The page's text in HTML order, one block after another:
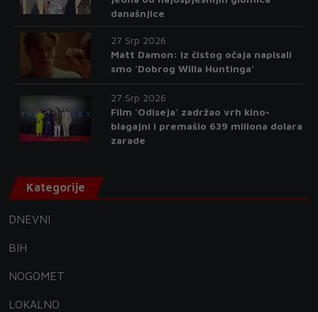
današnjice
27 Srp 2026
Matt Damon: Iz čistog očaja napisali
smo 'Dobrog Willa Huntinga'
27 Srp 2026
Film 'Odiseja' zadržao vrh kino-
blagajni i premašio 639 miliona dolara
zarade
Kategorije
DNEVNI
BIH
NOGOMET
LOKALNO